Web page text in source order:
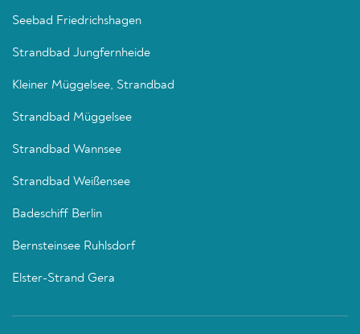
Seebad Friedrichshagen
Strandbad Jungfernheide
Kleiner Müggelsee, Strandbad
Strandbad Müggelsee
Strandbad Wannsee
Strandbad Weißensee
Badeschiff Berlin
Bernsteinsee Ruhlsdorf
Elster-Strand Gera